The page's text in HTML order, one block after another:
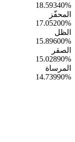
18.59340%
المحفّز
17.05200%
الظل
15.89600%
الصقر
15.02890%
المرساة
14.73990%